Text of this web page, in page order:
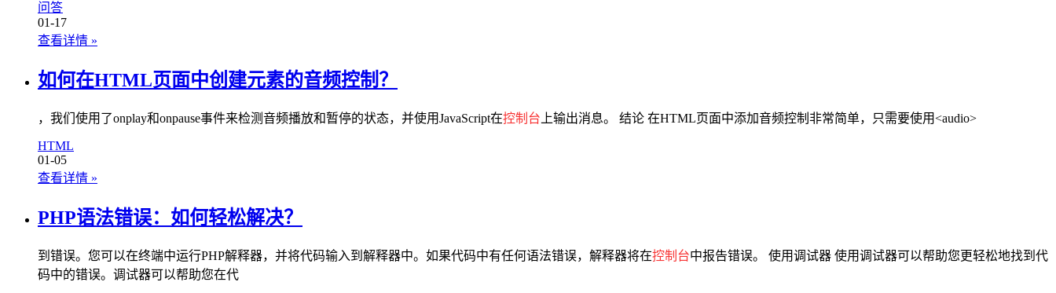
问答
01-17
查看详情 »
如何在HTML页面中创建元素的音频控制？
，我们使用了onplay和onpause事件来检测音频播放和暂停的状态，并使用JavaScript在控制台 上输出消息。 结论 在HTML页面中添加音频控制非常简单，只需要使用<audio>
HTML
01-05
查看详情 »
PHP语法错误：如何轻松解决？
到错误。您可以在终端中运行PHP解释器，并将代码输入到解释器中。如果代码中有任何语法错误，解释器将在控制台中报告错误。 使用调试器 使用调试器可以帮助您更轻松地找到代
码中的错误。调试器可以帮助您在代